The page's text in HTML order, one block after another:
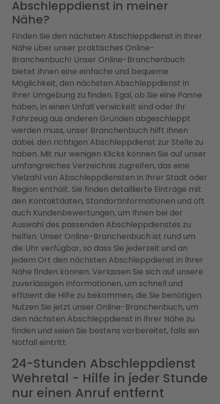
Abschleppdienst in meiner
Nähe?
Finden Sie den nächsten Abschleppdienst in Ihrer
Nähe über unser praktisches Online-
Branchenbuch! Unser Online-Branchenbuch
bietet Ihnen eine einfache und bequeme
Möglichkeit, den nächsten Abschleppdienst in
Ihrer Umgebung zu finden. Egal, ob Sie eine Panne
haben, in einen Unfall verwickelt sind oder Ihr
Fahrzeug aus anderen Gründen abgeschleppt
werden muss, unser Branchenbuch hilft Ihnen
dabei, den richtigen Abschleppdienst zur Stelle zu
haben. Mit nur wenigen Klicks können Sie auf unser
umfangreiches Verzeichnis zugreifen, das eine
Vielzahl von Abschleppdiensten in Ihrer Stadt oder
Region enthält. Sie finden detaillierte Einträge mit
den Kontaktdaten, Standortinformationen und oft
auch Kundenbewertungen, um Ihnen bei der
Auswahl des passenden Abschleppdienstes zu
helfen. Unser Online-Branchenbuch ist rund um
die Uhr verfügbar, so dass Sie jederzeit und an
jedem Ort den nächsten Abschleppdienst in Ihrer
Nähe finden können. Verlassen Sie sich auf unsere
zuverlässigen Informationen, um schnell und
effizient die Hilfe zu bekommen, die Sie benötigen.
Nutzen Sie jetzt unser Online-Branchenbuch, um
den nächsten Abschleppdienst in Ihrer Nähe zu
finden und seien Sie bestens vorbereitet, falls ein
Notfall eintritt.
24-Stunden Abschleppdienst
Wehretal - Hilfe in jeder Stunde
nur einen Anruf entfernt